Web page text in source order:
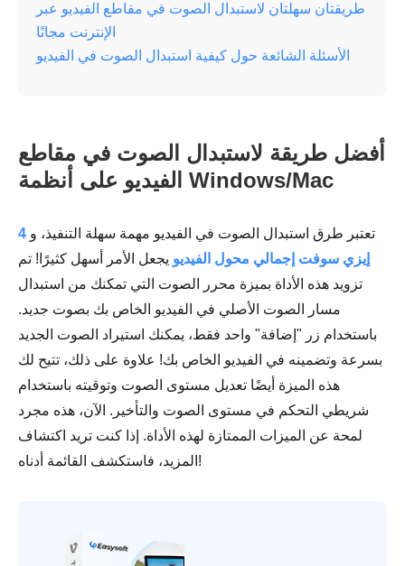
طريقتان سهلتان لاستبدال الصوت في مقاطع الفيديو عبر
الإنترنت مجانًا
الأسئلة الشائعة حول كيفية استبدال الصوت في الفيديو
أفضل طريقة لاستبدال الصوت في مقاطع
الفيديو على أنظمة Windows/Mac
تعتبر طرق استبدال الصوت في الفيديو مهمة سهلة التنفيذ، و 4
إيزي سوفت إجمالي محول الفيديو يجعل الأمر أسهل كثيرًا! تم
تزويد هذه الأداة بميزة محرر الصوت التي تمكنك من استبدال
مسار الصوت الأصلي في الفيديو الخاص بك بصوت جديد.
باستخدام زر "إضافة" واحد فقط، يمكنك استيراد الصوت الجديد
بسرعة وتضمينه في الفيديو الخاص بك! علاوة على ذلك، تتيح لك
هذه الميزة أيضًا تعديل مستوى الصوت وتوقيته باستخدام
شريطي التحكم في مستوى الصوت والتأخير. الآن، هذه مجرد
لمحة عن الميزات الممتازة لهذه الأداة. إذا كنت تريد اكتشاف
المزيد، فاستكشف القائمة أدناه!